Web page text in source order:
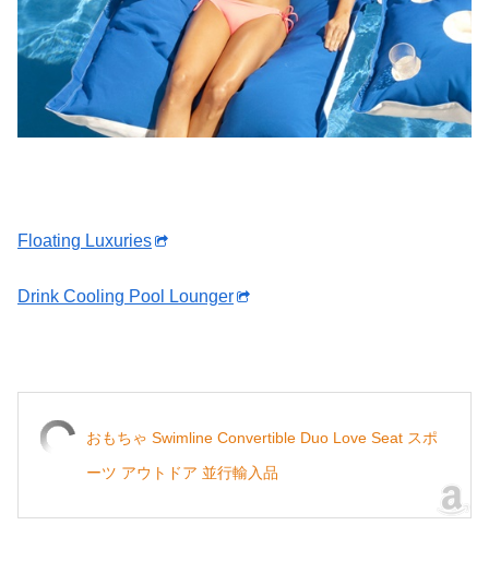
Floating Luxuries
Drink Cooling Pool Lounger
おもちゃ Swimline Convertible Duo Love Seat スポ
ーツ アウトドア 並行輸入品